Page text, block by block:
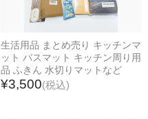
生活用品 まとめ売り キッチンマ
ット バスマット キッチン周り用
品 ふきん 水切りマットなど
¥3,500(税込)